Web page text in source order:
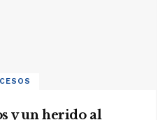
y un herido al